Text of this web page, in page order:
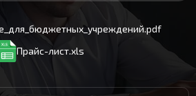
Прайс-лист.xls